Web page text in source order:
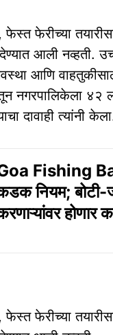
फेरीच्या
देण्यात आली नव्हती.
आणि
नगरपालिकेला ४२
दावाही त्यांनी
Fishing
नियम; बोटी-
होणार
फेरीच्या